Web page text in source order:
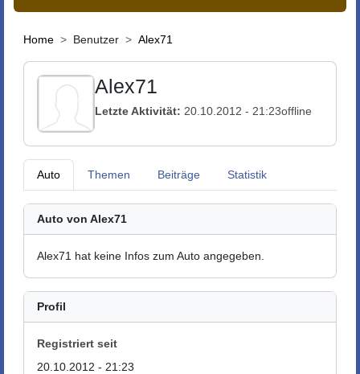
Home Benutzer Alex71
Alex71
Letzte Aktivität: 20.10.2012 - 21:23offline
Auto Themen Beiträge Statistik
Auto von Alex71
Alex71 hat keine Infos zum Auto angegeben.
Profil
Registriert seit
20.10.2012 - 21:23